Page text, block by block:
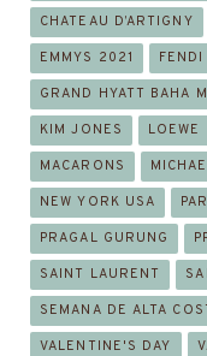
CHATEAU D’ARTIGNY
EMMYS 2021 FENDI
GRAND HYATT BAHA
KIM JONES LOEWE
MACARONS
NEW YORK USA
PRAGAL GURUNG
SAINT LAURENT
SEMANA DE ALTA
VALENTINE'S DAY